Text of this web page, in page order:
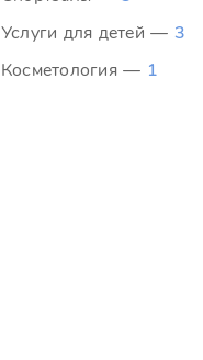
Услуги для детей — 3
Косметология — 1